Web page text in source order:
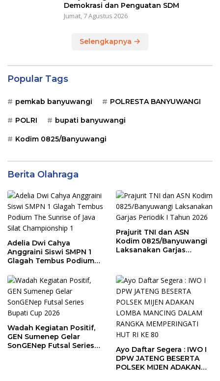
Demokrasi dan Penguatan SDM
Jumat, 7 Agustus 2026
Selengkapnya
Popular Tags
pemkab banyuwangi POLRESTA BANYUWANGI
POLRI bupati banyuwangi
Kodim 0825/Banyuwangi
Berita Olahraga
Adelia Dwi Cahya
Anggraini Siswi SMPN 1
Glagah Tembus Podium
Championship 1
Prajurit TNI dan ASN
Kodim 0825/Banyuwangi
Laksanakan Garjas
Wadah Kegiatan Positif,
GEN Sumenep Gelar
SonGENep Futsal Series
Ayo Daftar Segera : IWO I
DPW JATENG BESERTA
POLSEK MIJEN ADAKAN